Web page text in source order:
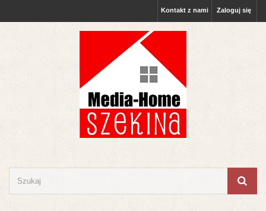
Zaloguj się
Kontakt z nami